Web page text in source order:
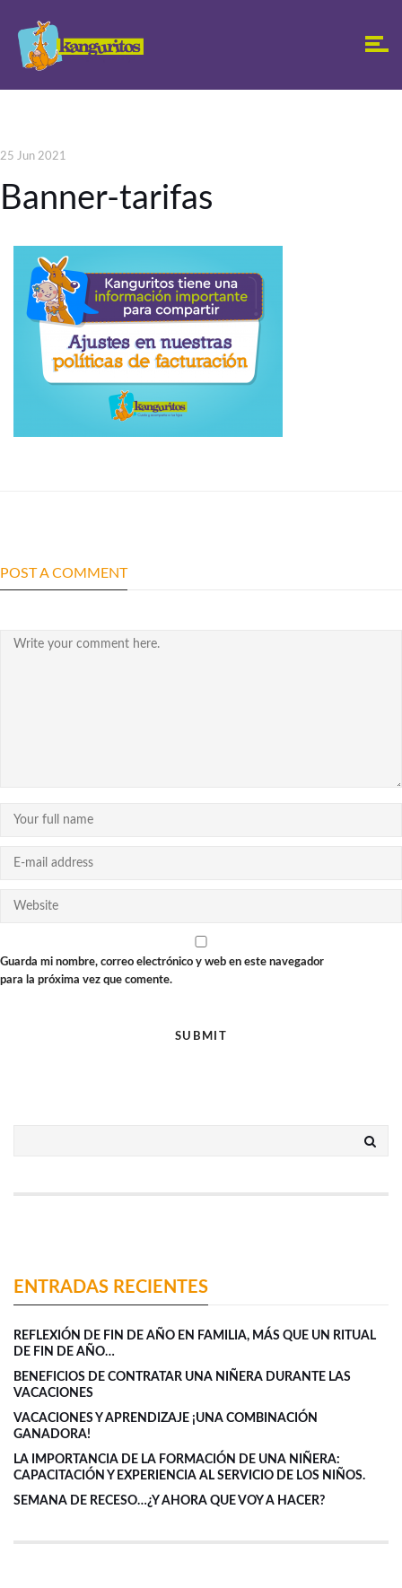
25 Jun 2021
Banner-tarifas
POST A COMMENT
Guarda mi nombre, correo electrónico y web en este navegador
para la próxima vez que comente.
ENTRADAS RECIENTES
REFLEXIÓN DE FIN DE AÑO EN FAMILIA, MÁS QUE UN RITUAL
DE FIN DE AÑO…
BENEFICIOS DE CONTRATAR UNA NIÑERA DURANTE LAS
VACACIONES
VACACIONES Y APRENDIZAJE ¡UNA COMBINACIÓN
GANADORA!
LA IMPORTANCIA DE LA FORMACIÓN DE UNA NIÑERA:
CAPACITACIÓN Y EXPERIENCIA AL SERVICIO DE LOS NIÑOS.
SEMANA DE RECESO…¿Y AHORA QUE VOY A HACER?